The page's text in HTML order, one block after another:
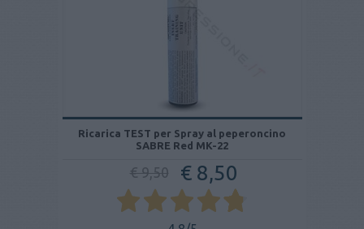
Ricarica TEST per Spray al peperoncino
SABRE Red MK-22
€ 9,50 € 8,50